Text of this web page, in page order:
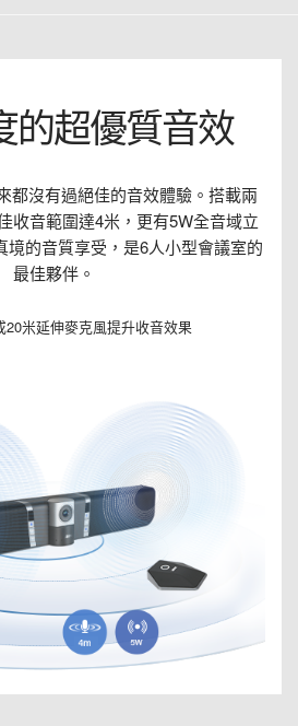
的超優質音效
都沒有過絕佳的音效體驗。搭載兩
收音範圍達4米，更有5W全音域立
境的音質享受，是6人小型會議室的
最佳夥伴。
20米延伸麥克風提升收音效果